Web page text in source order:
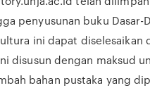
penyusunan buku Dasar-
ini dapat diselesaikan
disusun dengan maksud
bahan pustaka yang